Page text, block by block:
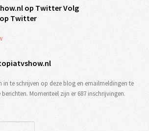
Volg
Twitter
in te schrijven op deze blog en emailmeldingen te
Momenteel zijn er 687 inschrijvingen.